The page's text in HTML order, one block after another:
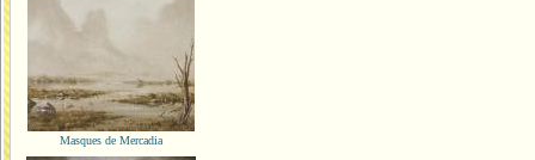
Masques de Mercadia